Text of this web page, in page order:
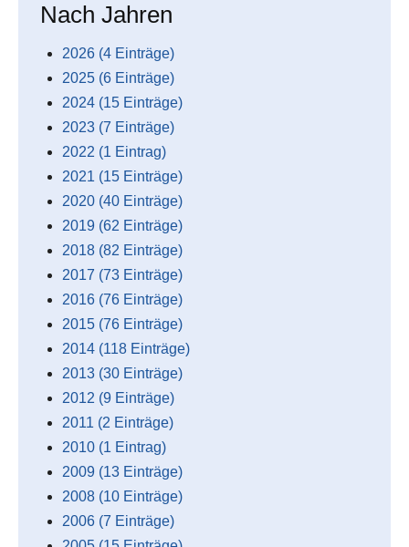
Nach Jahren
2026 (4 Einträge)
2025 (6 Einträge)
2024 (15 Einträge)
2023 (7 Einträge)
2022 (1 Eintrag)
2021 (15 Einträge)
2020 (40 Einträge)
2019 (62 Einträge)
2018 (82 Einträge)
2017 (73 Einträge)
2016 (76 Einträge)
2015 (76 Einträge)
2014 (118 Einträge)
2013 (30 Einträge)
2012 (9 Einträge)
2011 (2 Einträge)
2010 (1 Eintrag)
2009 (13 Einträge)
2008 (10 Einträge)
2006 (7 Einträge)